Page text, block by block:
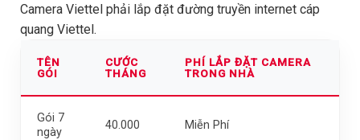
Camera Viettel phải lắp đặt đường truyền internet cáp
quang Viettel.
TÊN
GÓI
CƯỚC
THÁNG
PHÍ LẮP ĐẶT CAMERA
TRONG NHÀ
Gói 7
ngày
40.000 Miễn Phí